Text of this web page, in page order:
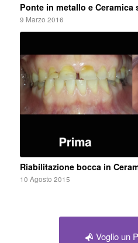
Ponte in metallo e
9 Marzo 2016
Riabilitazione bocca in
10 Agosto 2015
Voglio un